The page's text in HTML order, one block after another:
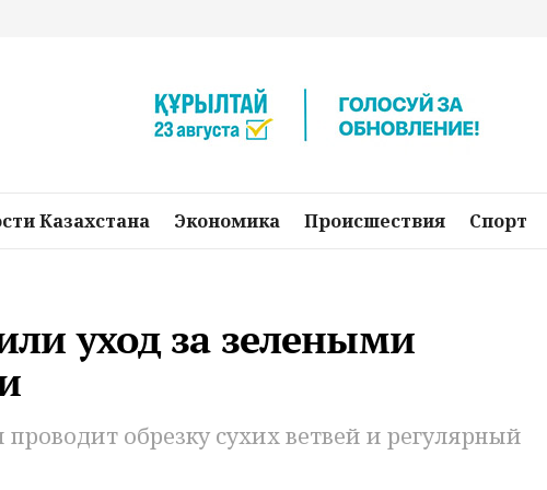
Казахстана Экономика Происшествия Спорт
уход за зелеными
обрезку сухих ветвей и регулярный